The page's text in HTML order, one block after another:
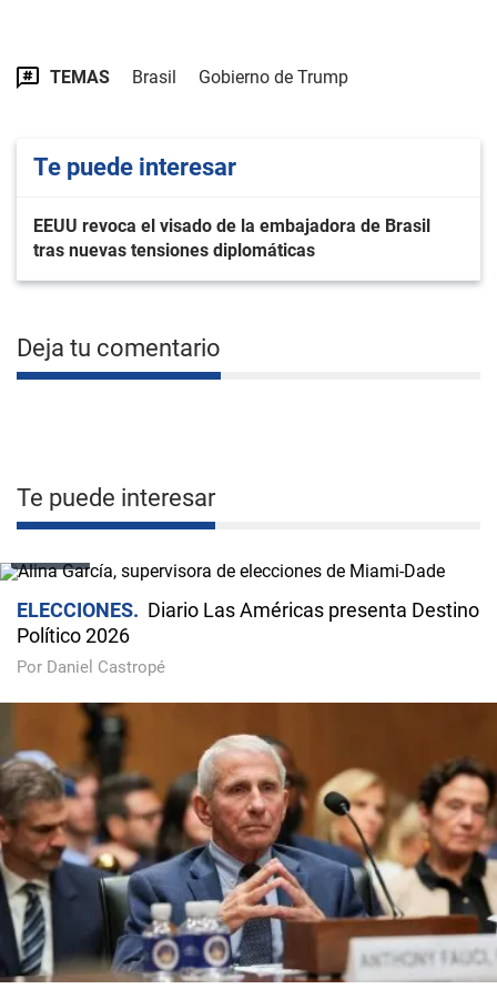
TEMAS Brasil Gobierno de Trump
Te puede interesar
EEUU revoca el visado de la embajadora de Brasil
tras nuevas tensiones diplomáticas
Deja tu comentario
Te puede interesar
ELECCIONES
Diario Las Américas presenta Destino
Político 2026
Por Daniel Castropé